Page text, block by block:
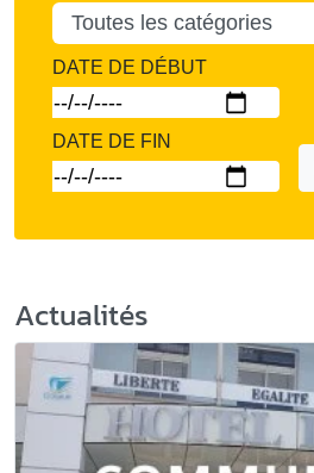
DATE DE DÉBUT
DATE DE FIN
Actualités